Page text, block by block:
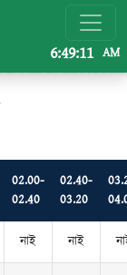
6:49:11 AM
02.00-
02.40
02.40-
03.20
নাই নাই